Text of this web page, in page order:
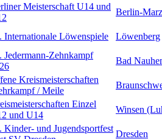
Meisterschaft U14 und
Berlin-
Internationale Löwenspiele
Löwenberg
Jedermann-Zehnkampf
Bad
Kreismeisterschaften
/ Meile
Einzel
und U14
Winsen
Kinder- und Jugendsportfest
Dresden